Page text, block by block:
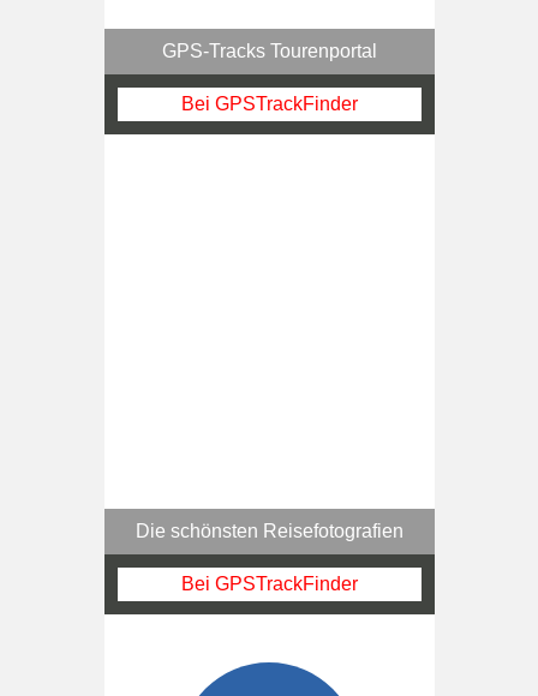
GPS-Tracks Tourenportal
Bei GPSTrackFinder
Die schönsten Reisefotografien
Bei GPSTrackFinder